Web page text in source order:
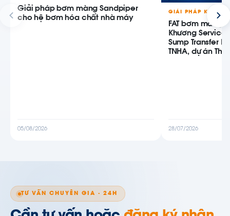
Giải pháp bơm màng Sandpiper
cho hệ bơm hóa chất nhà máy
05/08/2026
GIẢI PHÁP KỸ
FAT bơm màng
Khương
Sump Transfer
TNHA, dự án
28/07/2026
TƯ VẤN CHUYÊN GIA · 24H